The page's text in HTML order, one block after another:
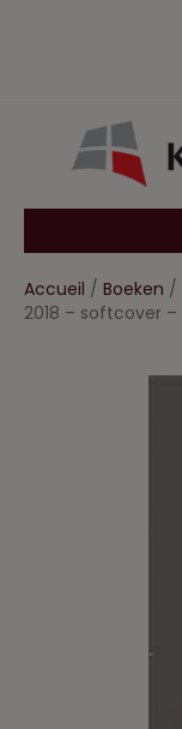
Accueil / Boeken /
2018 – softcover